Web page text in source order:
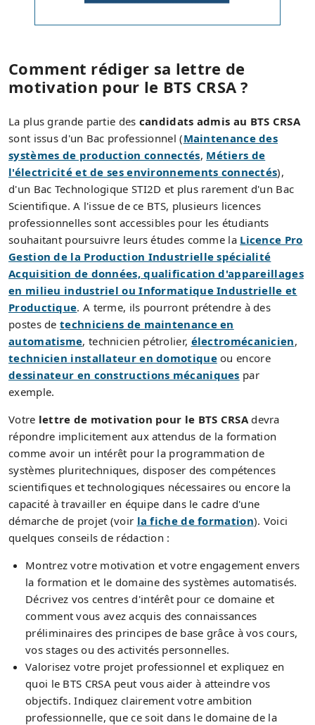
Comment rédiger sa lettre de
motivation pour le BTS CRSA ?
La plus grande partie des candidats admis au BTS CRSA
sont issus d'un Bac professionnel (Maintenance des
systèmes de production connectés, Métiers de
l'électricité et de ses environnements connectés),
d'un Bac Technologique STI2D et plus rarement d'un Bac
Scientifique. A l'issue de ce BTS, plusieurs licences
professionnelles sont accessibles pour les étudiants
souhaitant poursuivre leurs études comme la Licence Pro
Gestion de la Production Industrielle spécialité
Acquisition de données, qualification d'appareillages
en milieu industriel ou Informatique Industrielle et
Productique. A terme, ils pourront prétendre à des
postes de techniciens de maintenance en
automatisme, technicien pétrolier, électromécanicien,
technicien installateur en domotiqueou encore
dessinateur en constructions mécaniques par
exemple.
Votre lettre de motivation pour le BTS CRSAdevra
répondre implicitement aux attendus de la formation
comme avoir un intérêt pour la programmation de
systèmes pluritechniques, disposer des compétences
scientifiques et technologiques nécessaires ou encore la
capacité à travailler en équipe dans le cadre d'une
démarche de projet (voir la fiche de formation). Voici
quelques conseils de rédaction :
Montrez votre motivation et votre engagement envers
la formation et le domaine des systèmes automatisés.
Décrivez vos centres d'intérêt pour ce domaine et
comment vous avez acquis des connaissances
préliminaires des principes de base grâce à vos cours,
vos stages ou des activités personnelles.
Valorisez votre projet professionnel et expliquez en
quoi le BTS CRSA peut vous aider à atteindre vos
objectifs. Indiquez clairement votre ambition
professionnelle, que ce soit dans le domaine de la